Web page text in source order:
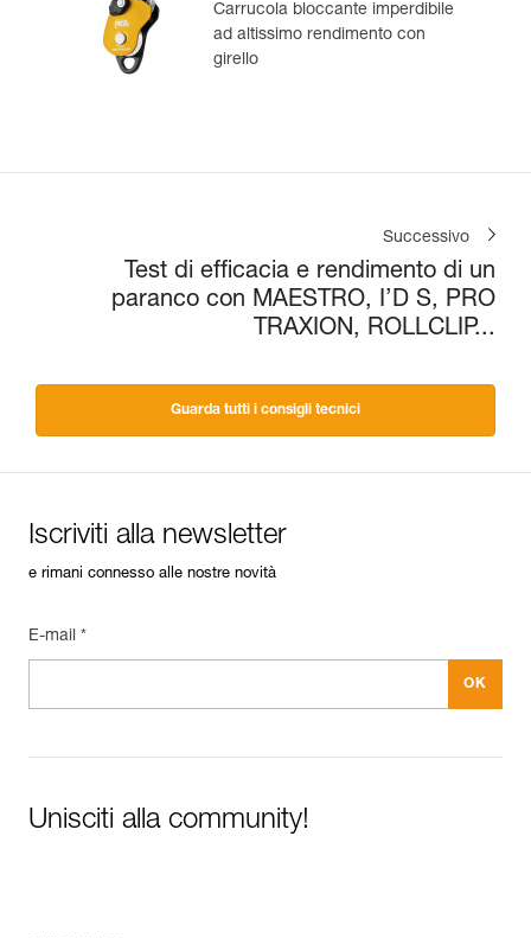
Carrucola bloccante imperdibile
ad altissimo rendimento con
girello
Successivo
Test di efficacia e rendimento di un
paranco con MAESTRO, I’D S, PRO
TRAXION, ROLLCLIP...
Guarda tutti i consigli tecnici
Iscriviti alla newsletter
e rimani connesso alle nostre novità
E-mail *
Unisciti alla community!